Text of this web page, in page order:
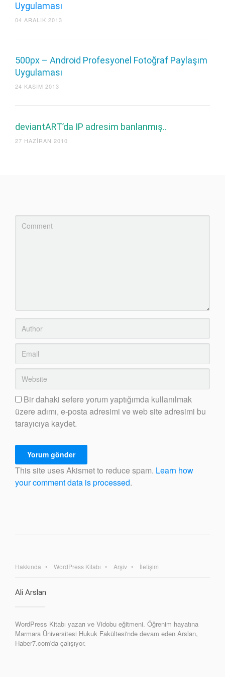
Uygulaması
04 ARALIK 2013
500px – Android Profesyonel Fotoğraf Paylaşım
Uygulaması
24 KASIM 2013
deviantART’da IP adresim banlanmış..
27 HAZIRAN 2010
Bir dahaki sefere yorum yaptığımda kullanılmak
üzere adımı, e-posta adresimi ve web site adresimi bu
tarayıcıya kaydet.
This site uses Akismet to reduce spam. Learn how
your comment data is processed.
Hakkında WordPress Kitabı Arşiv İletişim
Ali Arslan
WordPress Kitabı yazarı ve Vidobu eğitmeni. Öğrenim hayatına
Marmara Üniversitesi Hukuk Fakültesi'nde devam eden Arslan,
Haber7.com'da çalışıyor.